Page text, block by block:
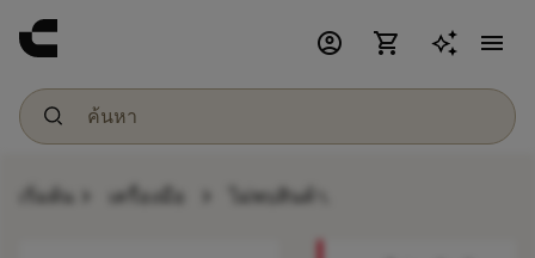
account_circle shopping_cart menu
เริ่มต้น เครื่องมือ ไม่พบสินค้า.